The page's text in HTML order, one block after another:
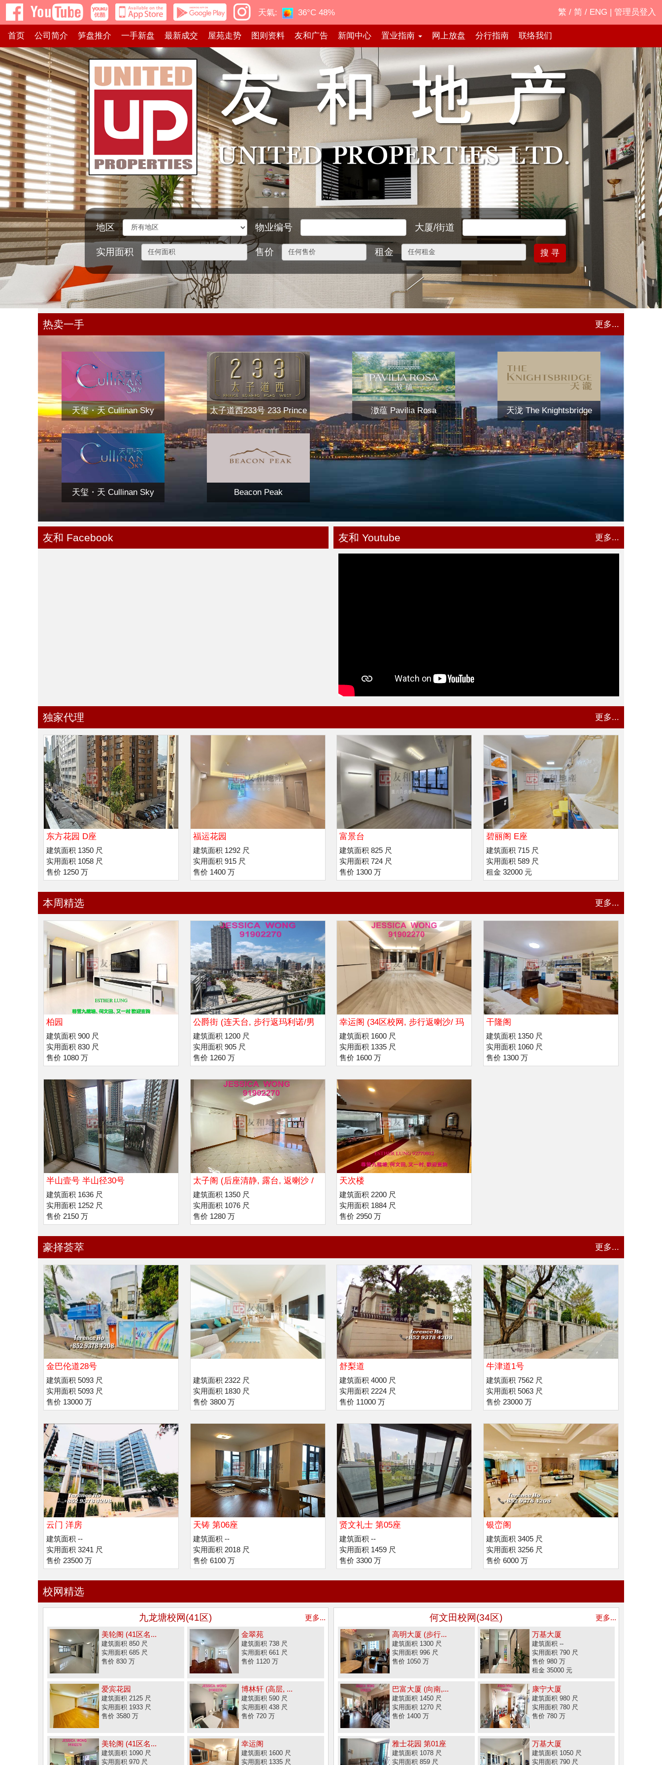
天氣: 36°C 48% 繁 / 简 / ENG | 管理员登入
首页 公司简介 笋盘推介 一手新盘 最新成交 屋苑走势 图则资料 友和广告 新闻中心 置业指南 网上放盘 分行指南 联络我们
地区 物业编号 大厦/街道
实用面积 售价 租金 搜 寻
热卖一手 更多...
天玺・天 Cullinan Sky 太子道西233号 233 Prince
Edward Road West
滶蕴 Pavilia Rosa 天泷 The Knightsbridge
天玺・天 Cullinan Sky Beacon Peak
友和 Facebook 友和 Youtube 更多...
独家代理 更多...
东方花园 D座
建筑面积 1350 尺
实用面积 1058 尺
售价 1250 万
福运花园
建筑面积 1292 尺
实用面积 915 尺
售价 1400 万
富景台
建筑面积 825 尺
实用面积 724 尺
售价 1300 万
碧丽阁 E座
建筑面积 715 尺
实用面积 589 尺
租金 32000 元
本周精选 更多...
柏园
建筑面积 900 尺
实用面积 830 尺
售价 1080 万
公爵街 (连天台, 步行返玛利诺/男
拔萃书院
建筑面积 1200 尺
实用面积 905 尺
售价 1260 万
幸运阁 (34区校网, 步行返喇沙/ 玛
利诺书院
建筑面积 1600 尺
实用面积 1335 尺
售价 1600 万
干隆阁
建筑面积 1350 尺
实用面积 1060 尺
售价 1300 万
半山壹号 半山径30号
建筑面积 1636 尺
实用面积 1252 尺
售价 2150 万
太子阁 (后座清静, 露台, 返喇沙 /
玛利诺)
建筑面积 1350 尺
实用面积 1076 尺
售价 1280 万
天次楼
建筑面积 2200 尺
实用面积 1884 尺
售价 2950 万
豪择荟萃 更多...
金巴伦道28号
建筑面积 5093 尺
实用面积 5093 尺
售价 13000 万
建筑面积 2322 尺
实用面积 1830 尺
售价 3800 万
舒梨道
建筑面积 4000 尺
实用面积 2224 尺
售价 11000 万
牛津道1号
建筑面积 7562 尺
实用面积 5063 尺
售价 23000 万
云门 洋房
建筑面积 --
实用面积 3241 尺
售价 23500 万
天铸 第06座
建筑面积 --
实用面积 2018 尺
售价 6100 万
贤文礼士 第05座
建筑面积 --
实用面积 1459 尺
售价 3300 万
银峦阁
建筑面积 3405 尺
实用面积 3256 尺
售价 6000 万
校网精选
九龙塘校网(41区)
更多...
美轮阁 (41区名...
建筑面积 850 尺
实用面积 685 尺
售价 830 万
金翠苑
建筑面积 738 尺
实用面积 661 尺
售价 1120 万
爱宾花园
建筑面积 2125 尺
实用面积 1933 尺
售价 3580 万
博林轩 (高层, ...
建筑面积 590 尺
实用面积 438 尺
售价 720 万
美轮阁 (41区名...
建筑面积 1090 尺
实用面积 970 尺
幸运阁
建筑面积 1600 尺
实用面积 1335 尺
何文田校网(34区)
更多...
高明大厦 (步行...
建筑面积 1300 尺
实用面积 996 尺
售价 1050 万
万基大厦
建筑面积 --
实用面积 790 尺
售价 980 万
租金 35000 元
巴富大厦 (向南,...
建筑面积 1450 尺
实用面积 1270 尺
售价 1400 万
康宁大厦
建筑面积 980 尺
实用面积 780 尺
售价 780 万
雅士花园 第01座
建筑面积 1078 尺
实用面积 859 尺
万基大厦
建筑面积 1050 尺
实用面积 790 尺